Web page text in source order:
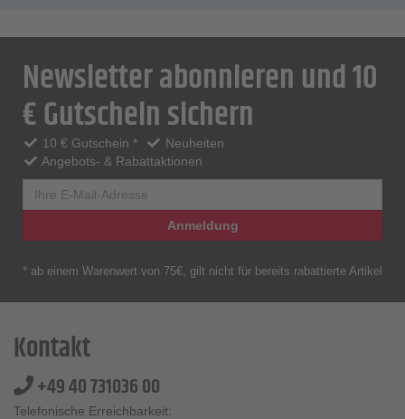
Newsletter abonnieren und 10
€ Gutschein sichern
10 € Gutschein *
Neuheiten
Angebots- & Rabattaktionen
Anmeldung
* ab einem Warenwert von 75€, gilt nicht für bereits rabattierte Artikel
Kontakt
+49 40 731036 00
Telefonische Erreichbarkeit: